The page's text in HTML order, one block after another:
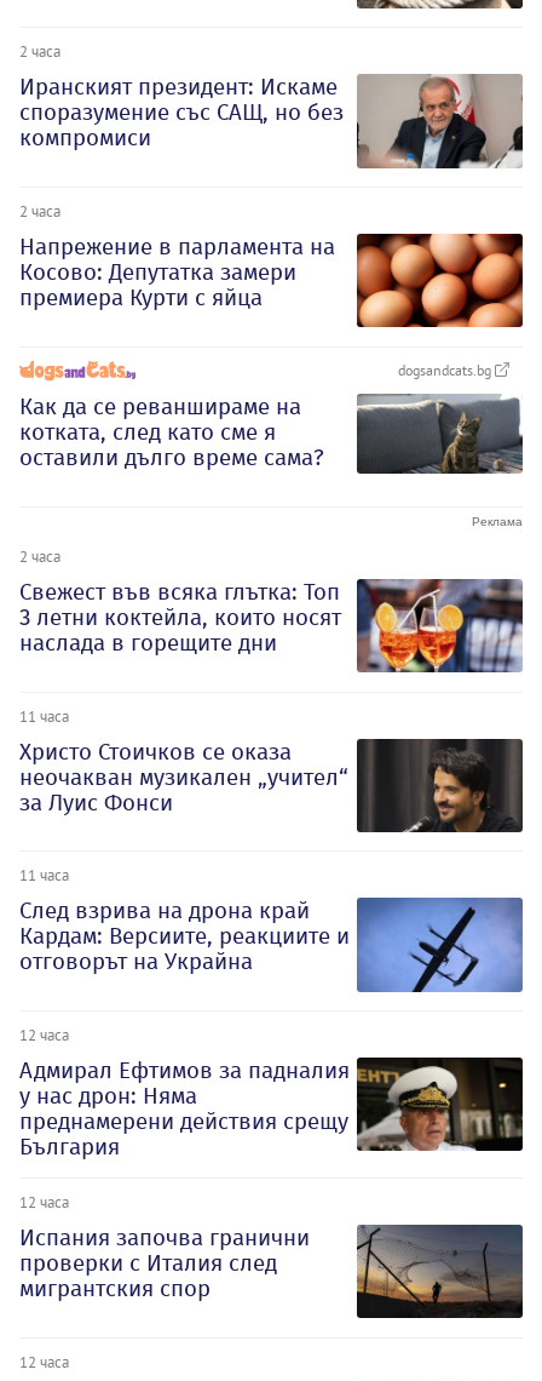
2 часа
Иранският президент: Искаме
споразумение със САЩ, но без
компромиси
2 часа
Напрежение в парламента на
Косово: Депутатка замери
премиера Курти с яйца
dogsandcats.bg
Как да се реваншираме на
котката, след като сме я
оставили дълго време сама?
2 часа
Свежест във всяка глътка: Топ
3 летни коктейла, които носят
наслада в горещите дни
11 часа
Христо Стоичков се оказа
неочакван музикален „учител“
за Луис Фонси
11 часа
След взрива на дрона край
Кардам: Версиите, реакциите и
отговорът на Украйна
12 часа
Адмирал Ефтимов за падналия
у нас дрон: Няма
преднамерени действия срещу
България
12 часа
Испания започва гранични
проверки с Италия след
мигрантския спор
12 часа